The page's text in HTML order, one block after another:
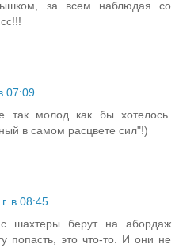
за всем наблюдая со
07:09
молод как бы хотелось.
в самом расцвете сил"!)
в 08:45
шахтеры берут на абордаж
попасть, это что-то. И они не